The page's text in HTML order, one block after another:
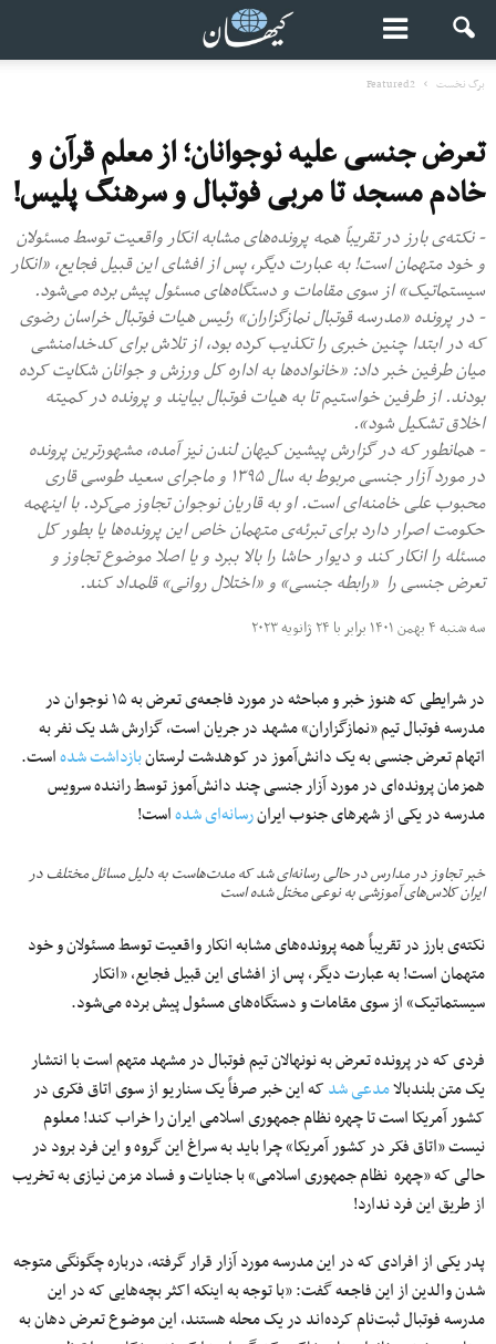
برگ نخست Featured2
تعرض جنسی علیه نوجوانان؛ از معلم قرآن و
خادم مسجد تا مربی فوتبال و سرهنگ پلیس!
- نکته‌ی بارز در تقریباً همه پرونده‌های مشابه انکار واقعیت توسط مسئولان
و خود متهمان است! به عبارت دیگر، پس از افشای این قبیل فجایع، «انکار
سیستماتیک» از سوی مقامات و دستگاه‌های مسئول پیش برده می‌شود.
- در پرونده «مدرسه قوتبال نمازگزاران» رئیس هیات فوتبال خراسان رضوی
که در ابتدا چنین خبری را تکذیب کرده بود،‌ از تلاش برای کدخدامنشی
میان طرفین خبر داد: «خانواده‌ها به اداره کل ورزش و جوانان شکایت کرده
بودند. از طرفین خواستیم تا به هیات فوتبال بیایند و پرونده در کمیته
اخلاق تشکیل شود».
- همانطور که در گزارش پیشین کیهان لندن نیز آمده، مشهورترین پرونده
در مورد آزار جنسی مربوط به سال ۱۳۹۵ و ماجرای سعید طوسی قاری
محبوب علی خامنه‌ای است. او به قاریان نوجوان تجاوز می‌کرد. با اینهمه
حکومت اصرار دارد برای تبرئه‌ی متهمان خاص این پرونده‌ها یا بطور کل
مسئله را انکار کند و دیوار حاشا را بالا ببرد و یا اصلا موضوع تجاوز و
تعرض جنسی را «رابطه جنسی» و «اختلال روانی» قلمداد کند.
سه شنبه ۴ بهمن ۱۴۰۱ برابر با ۲۴ ژانویه ۲۰۲۳
در شرایطی که هنوز خبر و مباحثه در مورد فاجعه‌ی تعرض به ۱۵ نوجوان در
مدرسه فوتبال تیم «نمازگزاران» مشهد در جریان است، گزارش شد یک نفر به
اتهام تعرض جنسی به یک دانش‌آموز در کوهدشت لرستانبازداشت شدهاست.
همزمان پرونده‌ای در مورد آزار جنسی چند دانش‌آموز توسط راننده سرویس
مدرسه در یکی از شهرهای جنوب ایرانرسانه‌ای شدهاست!
خبر تجاوز در مدارس در حالی رسانه‌ای شد که مدت‌هاست به دلیل مسائل مختلف در
ایران کلاس‌های آموزشی به نوعی مختل شده است
نکته‌ی بارز در تقریباً همه پرونده‌های مشابه انکار واقعیت توسط مسئولان و خود
متهمان است! به عبارت دیگر، پس از افشای این قبیل فجایع، «انکار
سیستماتیک» از سوی مقامات و دستگاه‌های مسئول پیش برده می‌شود.
فردی که در پرونده تعرض به نونهالان تیم فوتبال در مشهد متهم است با انتشار
یک متن بلندبالامدعی شدکه این خبر صرفاً یک سناریو از سوی اتاق فکری در
کشور آمریکا است تا چهره نظام جمهوری اسلامی ایران را خراب کند! معلوم
نیست «اتاق فکر در کشور آمریکا» چرا باید به سراغ این گروه و این فرد برود در
حالی که «چهره نظام جمهوری اسلامی» با جنایات و فساد مزمن نیازی به تخریب
از طریق این فرد ندارد!
پدر یکی از افرادی که در این مدرسه مورد آزار قرار گرفته، درباره چگونگی متوجه
شدن والدین از این فاجعه گفت: «با توجه به اینکه اکثر بچه‌هایی که در این
مدرسه فوتبال ثبت‌نام کرده‌اند در یک محله هستند، این موضوع تعرض دهان به